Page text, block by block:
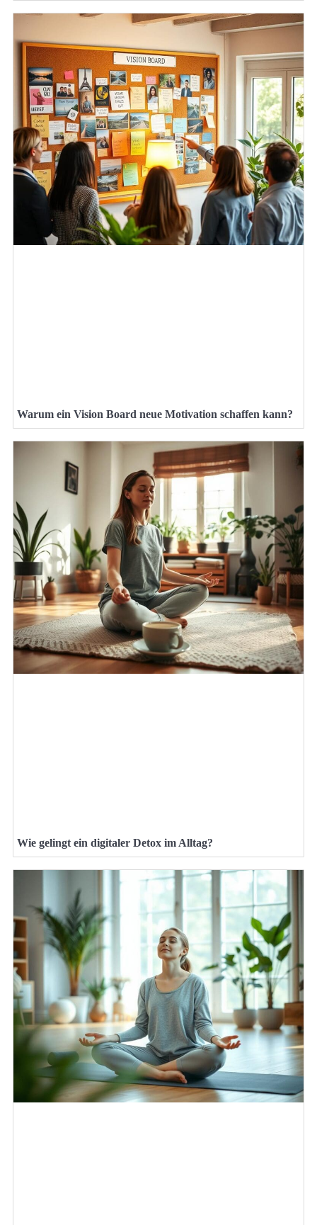
Warum ein Vision Board neue Motivation schaffen kann?
Wie gelingt ein digitaler Detox im Alltag?